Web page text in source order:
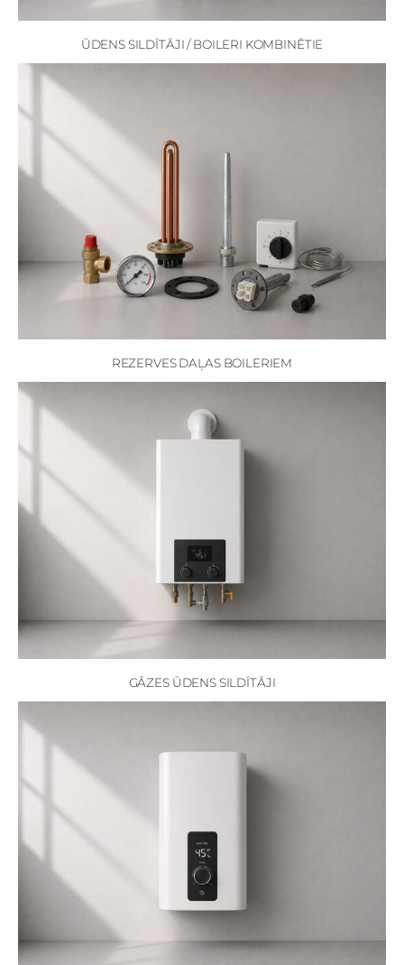
ŪDENS SILDĪTĀJI / BOILERI KOMBINĒTIE
REZERVES DAĻAS BOILERIEM
GĀZES ŪDENS SILDĪTĀJI